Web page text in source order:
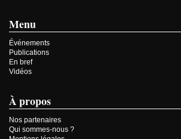
Menu
Événements
Publications
En bref
Vidéos
À propos
Nos partenaires
Qui sommes-nous ?